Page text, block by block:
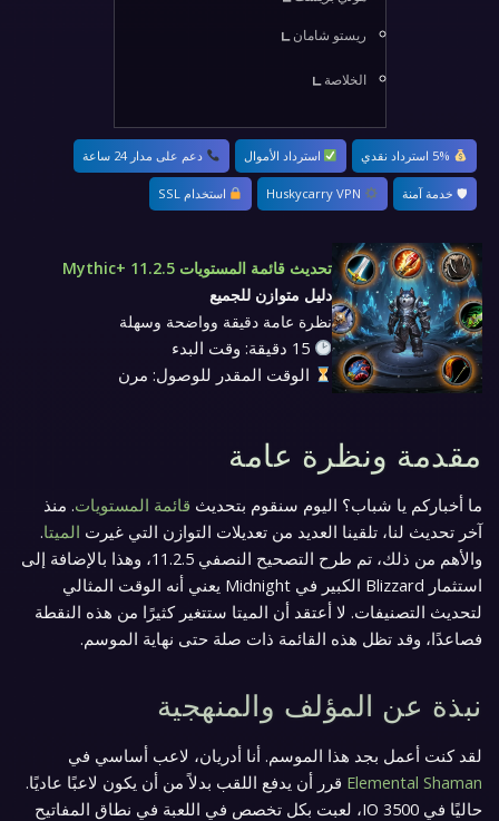
ريستو شامان
الخلاصة
استرداد الأموال دعم على مدار 24 ساعة
🛡 خدمة آمنة استخدام SSL
تحديث قائمة المستويات Mythic+ 11.2.5
دليل متوازن للجميع
نظرة عامة دقيقة وواضحة وسهلة
15 دقيقة: وقت البدء
الوقت المقدر للوصول: مرن
مقدمة ونظرة عامة
ما أخباركم يا شباب؟ اليوم سنقوم بتحديث قائمة المستويات. منذ
آخر تحديث لنا، تلقينا العديد من تعديلات التوازن التي غيرت الميتا.
والأهم من ذلك، تم طرح التصحيح النصفي 11.2.5، وهذا بالإضافة إلى
استثمار Blizzard الكبير في Midnight يعني أنه الوقت المثالي
لتحديث التصنيفات. لا أعتقد أن الميتا ستتغير كثيرًا من هذه النقطة
فصاعدًا، وقد تظل هذه القائمة ذات صلة حتى نهاية الموسم.
نبذة عن المؤلف والمنهجية
لقد كنت أعمل بجد هذا الموسم. أنا أدريان، لاعب أساسي في
Elemental Shaman قرر أن يدفع اللقب بدلاً من أن يكون لاعبًا عاديًا.
حاليًا في 3500 IO، لعبت بكل تخصص في اللعبة في نطاق المفاتيح